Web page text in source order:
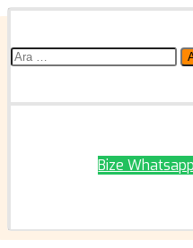
Arama:
Bize